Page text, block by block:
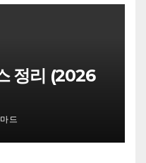
정리 (2026
드